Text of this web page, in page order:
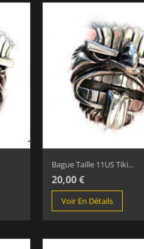
Bague Taille 11US Tiki...
20,00 €
Voir En Détails